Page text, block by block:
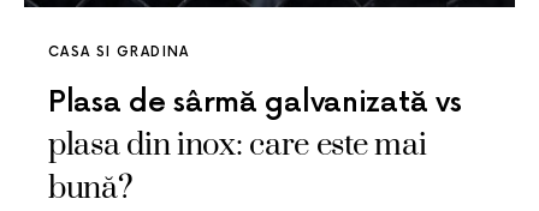
CASA SI GRADINA
Plasa de sârmă galvanizată vs
plasa din inox: care este mai
bună?